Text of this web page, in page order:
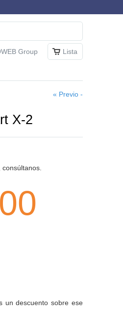
Group Lista
« Previo -
X-2
un descuento sobre ese